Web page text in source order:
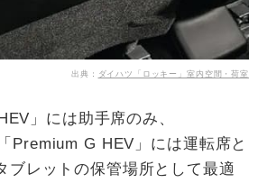
出典： ダイハツ「ロッキー」室内空間・荷室
」には助手席のみ、
Premium G HEV」には運転席と
ブレットの保管場所として最適